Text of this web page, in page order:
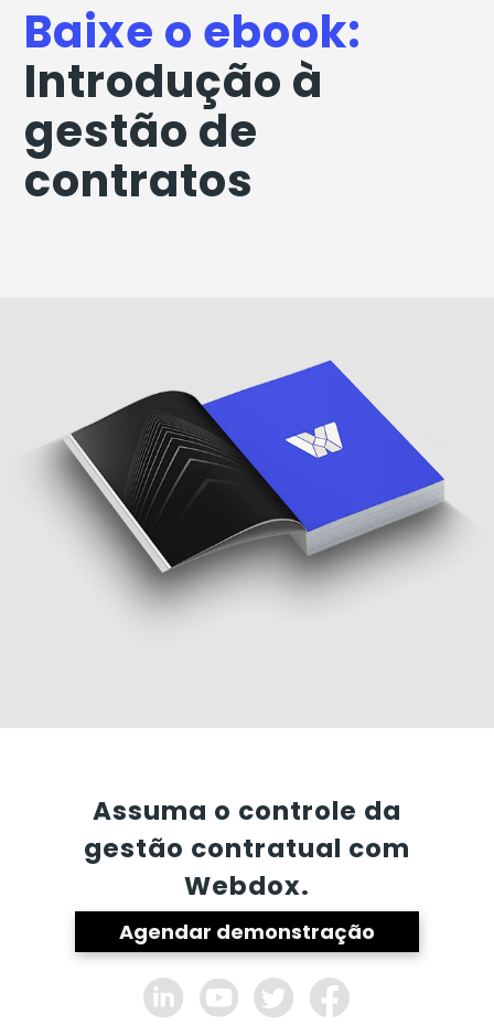
Baixe o ebook:
Introdução à
gestão de
contratos
Assuma o controle da
gestão contratual com
Webdox.
Agendar demonstração